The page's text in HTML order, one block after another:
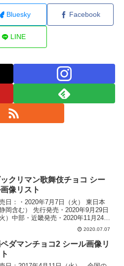
Bluesky Facebook
LINE
ックリマン歌舞伎チョコ シー
像リスト
日：・2020年7月7日（火） 東日本
静岡含む） 先行発売・2020年9月29日
火）中部・近畿発売・2020年11月24日
火）全国発売定価：1個 80円（税別）
ール：全22種ビックリマン歌舞伎シー
ストNo.1：ヤマト王子No...
2020.07.07
ダマンチョコ2 シール画像リ